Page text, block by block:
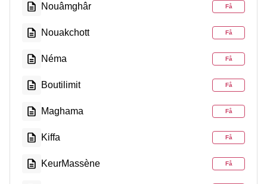
Nouâmghâr Få
Nouakchott Få
Néma Få
Boutilimit Få
Maghama Få
Kiffa Få
KeurMassène Få